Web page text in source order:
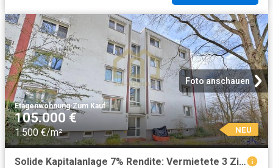
Foto anschauen
Etagenwohnung·Zum Kauf
105.000 €
1.500 €/m² NEU
Solide Kapitalanlage 7% Rendite: Vermietete 3 Zimmer Wohnung + Balkon in ruhiger Lage Erbpacht